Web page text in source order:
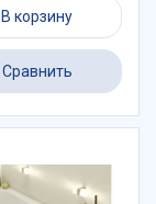
В корзину
Сравнить